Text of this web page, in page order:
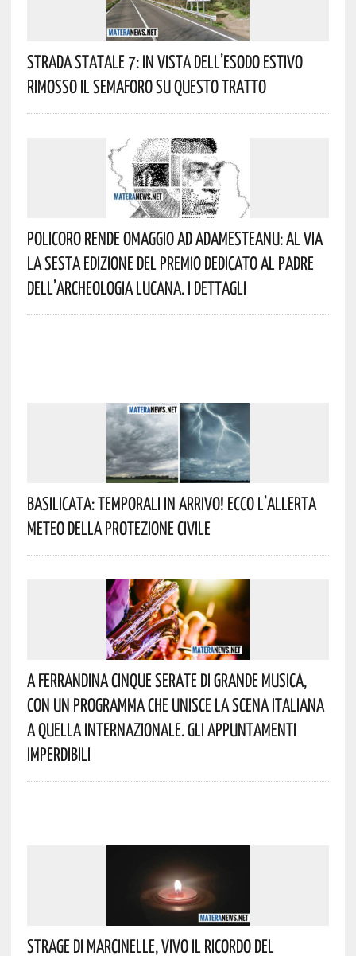
Strada Statale 7: In Vista Dell’esodo Estivo
Rimosso Il Semaforo Su Questo Tratto
Policoro Rende Omaggio Ad Adamesteanu: Al Via
La Sesta Edizione Del Premio Dedicato Al Padre
Dell’archeologia Lucana. I Dettagli
Basilicata: Temporali In Arrivo! Ecco L’allerta
Meteo Della Protezione Civile
A Ferrandina Cinque Serate Di Grande Musica,
Con Un Programma Che Unisce La Scena Italiana
A Quella Internazionale. Gli Appuntamenti
Imperdibili
Strage Di Marcinelle, Vivo Il Ricordo Del